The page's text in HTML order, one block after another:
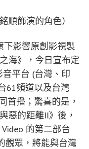
順飾演的角色）
下影響原創影視製
海》，今日宣布定
音平台 (台灣、印
61頻道以及台灣
首播；驚喜的是，
惡的距離II》後，
的第二部台
觀眾，將能與台灣